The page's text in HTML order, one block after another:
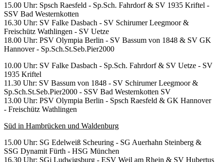
15.00 Uhr: Spsch Raesfeld - Sp.Sch. Fahrdorf & SV 1935 Kriftel -
SSV Bad Westernkotten
16.30 Uhr: SV Falke Dasbach - SV Schirumer Leegmoor &
Freischütz Wathlingen - SV Uetze
18.00 Uhr: PSV Olympia Berlin - SV Bassum von 1848 & SV GK
Hannover - Sp.Sch.St.Seb.Pier2000
10.00 Uhr: SV Falke Dasbach - Sp.Sch. Fahrdorf & SV Uetze - SV
1935 Kriftel
11.30 Uhr: SV Bassum von 1848 - SV Schirumer Leegmoor &
Sp.Sch.St.Seb.Pier2000 - SSV Bad Westernkotten SV
13.00 Uhr: PSV Olympia Berlin - Spsch Raesfeld & GK Hannover
- Freischütz Wathlingen
Süd in Hambrücken und Waldenburg
15.00 Uhr: SG Edelweiß Scheuring - SG Auerhahn Steinberg &
SSG Dynamit Fürth - HSG München
16.30 Uhr: SGi Ludwigsburg - ESV Weil am Rhein & SV Hubertus